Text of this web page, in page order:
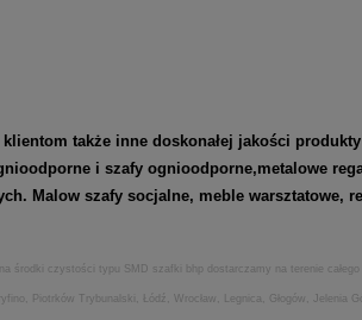
także inne doskonałej jakości
i szafy ognioodporne,metalowe
Malow szafy socjalne, meble warsztatowe,
czystości typu SMD szafki bhp dostarczamy na terenie
Piotrków Trybunalski, Łódź, Wrocław, Legnica, Głogów, Jelenia